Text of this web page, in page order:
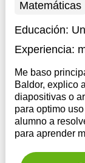
Matemáticas
Educación:
Experiencia:
Me baso
Baldor, explico
diapositivas o
para optimo
alumno a
para aprender